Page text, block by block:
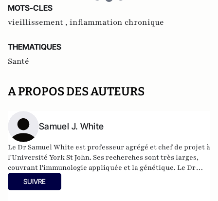
MOTS-CLES
vieillissement , inflammation chronique
THEMATIQUES
Santé
A PROPOS DES AUTEURS
Samuel J. White
Le Dr Samuel White est professeur agrégé et chef de projet à
l'Université York St John. Ses recherches sont très larges,
couvrant l'immunologie appliquée et la génétique. Le Dr
White est très expérimenté dans la conception et la
réalisation d'essais cliniques, et dans le développement de
SUIVRE